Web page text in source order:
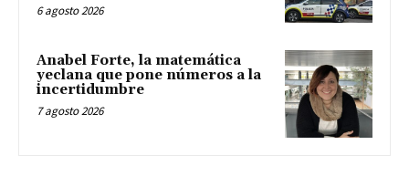
6 agosto 2026
Anabel Forte, la matemática
yeclana que pone números a la
incertidumbre
7 agosto 2026